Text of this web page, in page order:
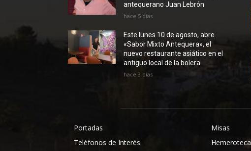
antequerano Juan Lebrón
hace 5 días
Este lunes 10 de agosto, abre
«Sabor Mixto Antequera», el
nuevo restaurante asiático en el
antiguo local de la bolera
hace 3 días
Portadas
Teléfonos de Interés
Misas
Hemeroteca